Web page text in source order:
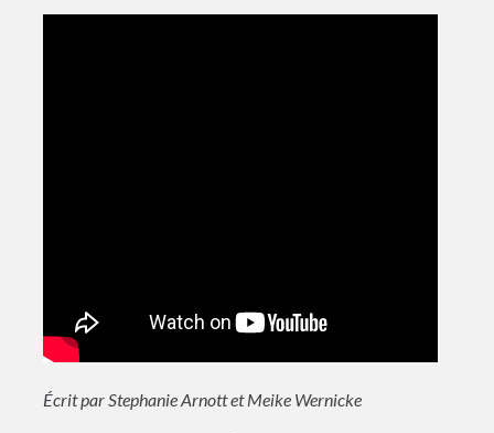
Écrit par Stephanie Arnott et Meike Wernicke